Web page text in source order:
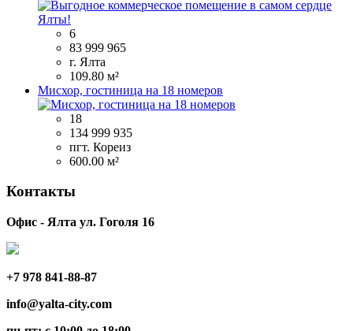
6
83 999 965
г. Ялта
109.80 м²
Мисхор, гостиница на 18 номеров
18
134 999 935
пгт. Кореиз
600.00 м²
Контакты
Офис - Ялта ул. Гоголя 16
+7 978 841-88-87
info@yalta-city.com